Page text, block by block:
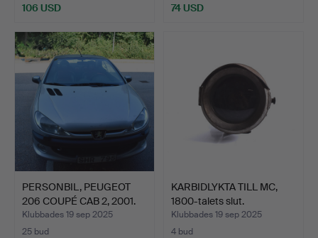
106 USD 74 USD
PERSONBIL, PEUGEOT
206 COUPÉ CAB 2, 2001.
Klubbades 19 sep 2025
25 bud
KARBIDLYKTA TILL MC,
1800-talets slut.
Klubbades 19 sep 2025
4 bud